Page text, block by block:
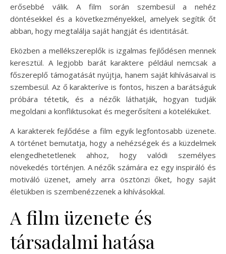
erősebbé válik. A film során szembesül a nehéz
döntésekkel és a következményekkel, amelyek segítik őt
abban, hogy megtalálja saját hangját és identitását.
Eközben a mellékszereplők is izgalmas fejlődésen mennek
keresztül. A legjobb barát karaktere például nemcsak a
főszereplő támogatását nyújtja, hanem saját kihívásaival is
szembesül. Az ő karakteríve is fontos, hiszen a barátságuk
próbára tétetik, és a nézők láthatják, hogyan tudják
megoldani a konfliktusokat és megerősíteni a köteléküket.
A karakterek fejlődése a film egyik legfontosabb üzenete.
A történet bemutatja, hogy a nehézségek és a küzdelmek
elengedhetetlenek ahhoz, hogy valódi személyes
növekedés történjen. A nézők számára ez egy inspiráló és
motiváló üzenet, amely arra ösztönzi őket, hogy saját
életükben is szembenézzenek a kihívásokkal.
A film üzenete és
társadalmi hatása